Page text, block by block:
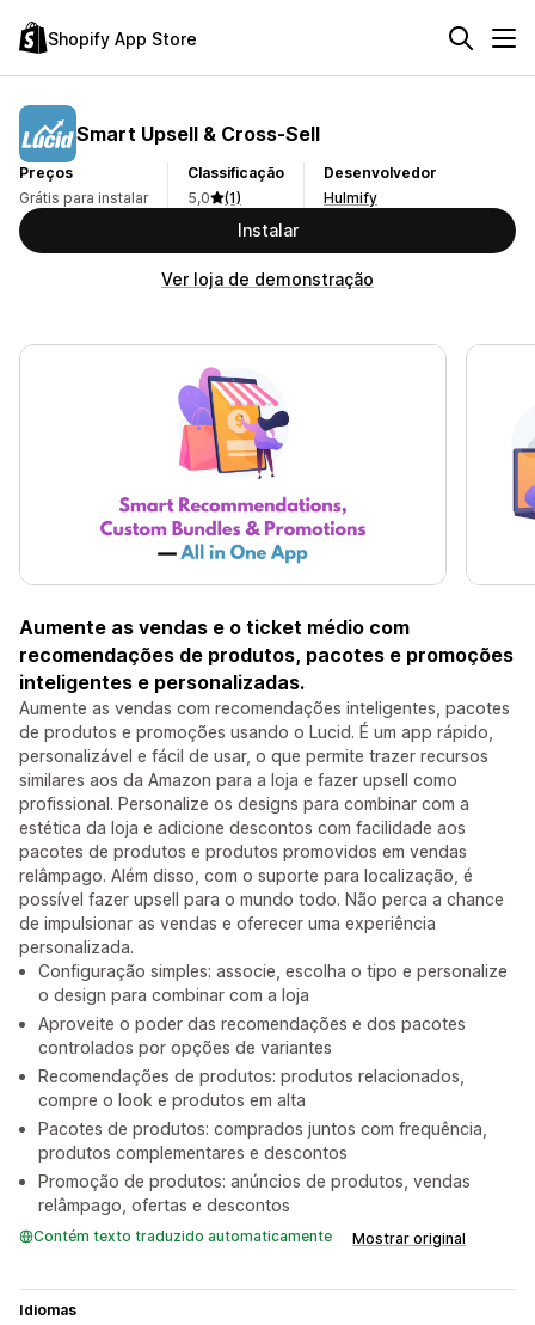
Shopify App Store
Smart Upsell & Cross‑Sell
Preços
Grátis para instalar
Classificação
5,0
(1)
Desenvolvedor
Hulmify
Instalar
Ver loja de demonstração
Aumente as vendas e o ticket médio com
recomendações de produtos, pacotes e promoções
inteligentes e personalizadas.
Aumente as vendas com recomendações inteligentes, pacotes
de produtos e promoções usando o Lucid. É um app rápido,
personalizável e fácil de usar, o que permite trazer recursos
similares aos da Amazon para a loja e fazer upsell como
profissional. Personalize os designs para combinar com a
estética da loja e adicione descontos com facilidade aos
pacotes de produtos e produtos promovidos em vendas
relâmpago. Além disso, com o suporte para localização, é
possível fazer upsell para o mundo todo. Não perca a chance
de impulsionar as vendas e oferecer uma experiência
personalizada.
Configuração simples: associe, escolha o tipo e personalize
o design para combinar com a loja
Aproveite o poder das recomendações e dos pacotes
controlados por opções de variantes
Recomendações de produtos: produtos relacionados,
compre o look e produtos em alta
Pacotes de produtos: comprados juntos com frequência,
produtos complementares e descontos
Promoção de produtos: anúncios de produtos, vendas
relâmpago, ofertas e descontos
Contém texto traduzido automaticamente Mostrar original
Idiomas